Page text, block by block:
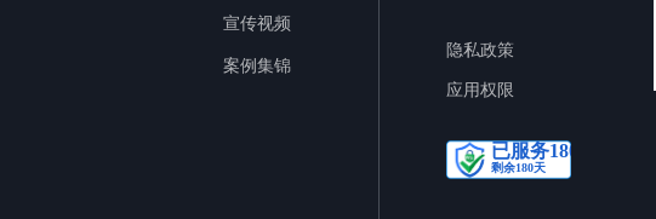
宣传视频
案例集锦
隐私政策
应用权限